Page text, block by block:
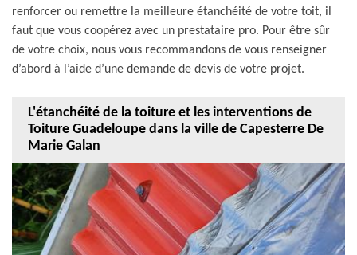
renforcer ou remettre la meilleure étanchéité de votre toit, il
faut que vous coopérez avec un prestataire pro. Pour être sûr
de votre choix, nous vous recommandons de vous renseigner
d’abord à l’aide d’une demande de devis de votre projet.
L'étanchéité de la toiture et les interventions de
Toiture Guadeloupe dans la ville de Capesterre De
Marie Galan